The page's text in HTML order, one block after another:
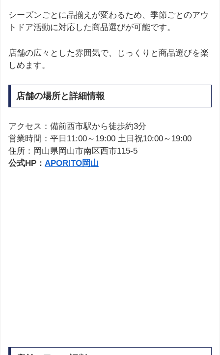
シーズンごとに品揃えが変わるため、季節ごとのアウ
トドア活動に対応した商品選びが可能です。
店舗の広々とした雰囲気で、じっくりと商品選びを楽
しめます。
店舗の場所と詳細情報
アクセス：備前西市駅から徒歩約3分
営業時間：平日11:00～19:00 土日祝10:00～19:00
住所：岡山県岡山市南区西市115-5
公式HP： APORITO岡山